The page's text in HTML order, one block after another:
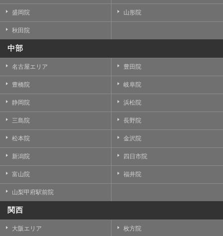
盛岡院 山形院
秋田院
中部
名古屋エリア 豊田院
豊橋院 岐阜院
静岡院 浜松院
三島院 長野院
松本院 金沢院
新潟院 四日市院
富山院 福井院
山梨甲府駅前院
関西
大阪エリア 枚方院